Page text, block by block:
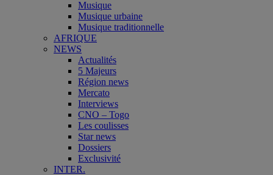
Musique
Musique urbaine
Musique traditionnelle
AFRIQUE
NEWS
Actualités
5 Majeurs
Région news
Mercato
Interviews
CNO – Togo
Les coulisses
Star news
Dossiers
Exclusivité
INTER.